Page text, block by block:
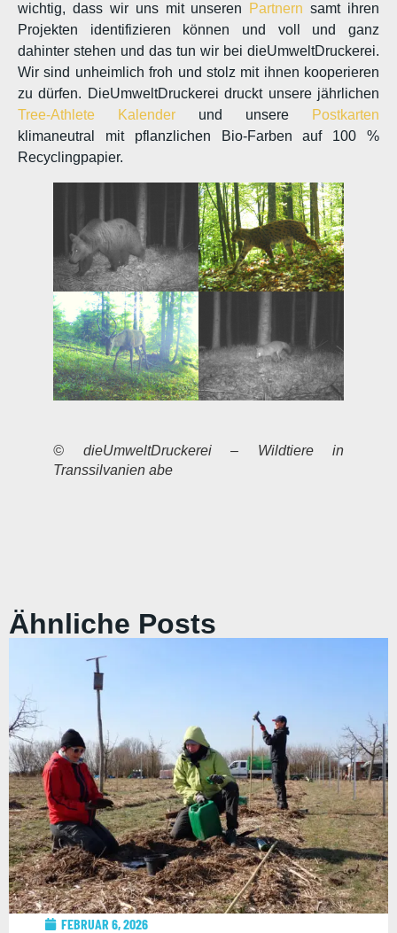
wichtig, dass wir uns mit unseren
Partnern samt ihren
Projekten identifizieren können und voll und ganz
dahinter stehen und das tun wir bei dieUmweltDruckerei.
Wir sind unheimlich froh und stolz mit ihnen kooperieren
zu dürfen. DieUmweltDruckerei druckt unsere jährlichen
Tree-Athlete Kalender und unsere
Postkarten
klimaneutral mit pflanzlichen Bio-Farben auf 100 %
Recyclingpapier.
© dieUmweltDruckerei – Wildtiere in
Transsilvanien abe
Ähnliche Posts
FEBRUAR 6, 2026